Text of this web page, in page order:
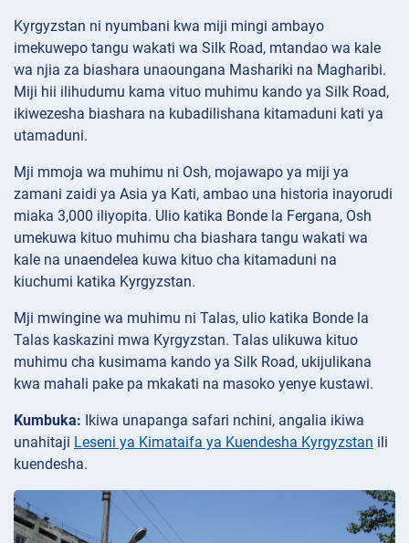
Kyrgyzstan ni nyumbani kwa miji mingi ambayo
imekuwepo tangu wakati wa Silk Road, mtandao wa kale
wa njia za biashara unaoungana Mashariki na Magharibi.
Miji hii ilihudumu kama vituo muhimu kando ya Silk Road,
ikiwezesha biashara na kubadilishana kitamaduni kati ya
utamaduni.
Mji mmoja wa muhimu ni Osh, mojawapo ya miji ya
zamani zaidi ya Asia ya Kati, ambao una historia inayorudi
miaka 3,000 iliyopita. Ulio katika Bonde la Fergana, Osh
umekuwa kituo muhimu cha biashara tangu wakati wa
kale na unaendelea kuwa kituo cha kitamaduni na
kiuchumi katika Kyrgyzstan.
Mji mwingine wa muhimu ni Talas, ulio katika Bonde la
Talas kaskazini mwa Kyrgyzstan. Talas ulikuwa kituo
muhimu cha kusimama kando ya Silk Road, ukijulikana
kwa mahali pake pa mkakati na masoko yenye kustawi.
Kumbuka: Ikiwa unapanga safari nchini, angalia ikiwa
unahitaji Leseni ya Kimataifa ya Kuendesha Kyrgyzstan ili
kuendesha.